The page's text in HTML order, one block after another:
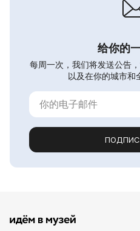
给你的
每周一次，我们将发送公告
以及在你的城市和